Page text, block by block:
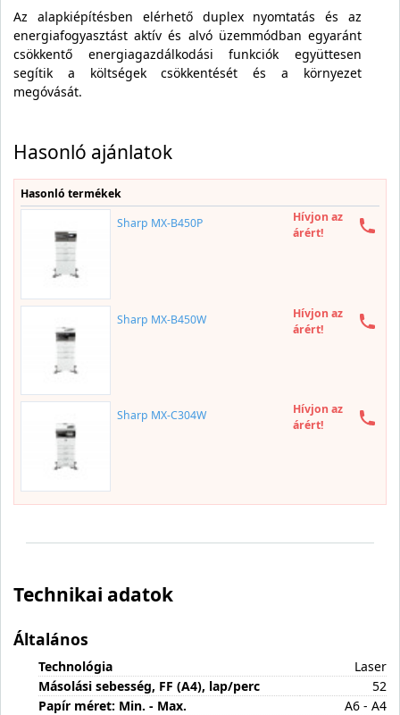
Az alapkiépítésben elérhető duplex nyomtatás és az
energiafogyasztást aktív és alvó üzemmódban egyaránt
csökkentő energiagazdálkodási funkciók együttesen
segítik a költségek csökkentését és a környezet
megóvását.
Hasonló ajánlatok
Hasonló termékek
Sharp MX-B450P
Hívjon az
árért!
Sharp MX-B450W
Hívjon az
árért!
Sharp MX-C304W
Hívjon az
árért!
Technikai adatok
Általános
Technológia
Laser
Másolási sebesség, FF (A4), lap/perc
52
Papír méret: Min. - Max.
A6 - A4